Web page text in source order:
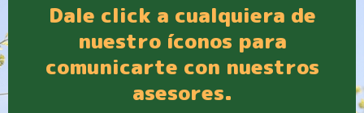
Dale click a cualquiera de
nuestro íconos para
comunicarte con nuestros
asesores.